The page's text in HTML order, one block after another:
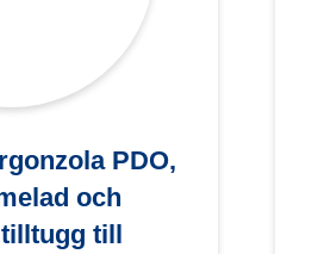
PDO,
och
till